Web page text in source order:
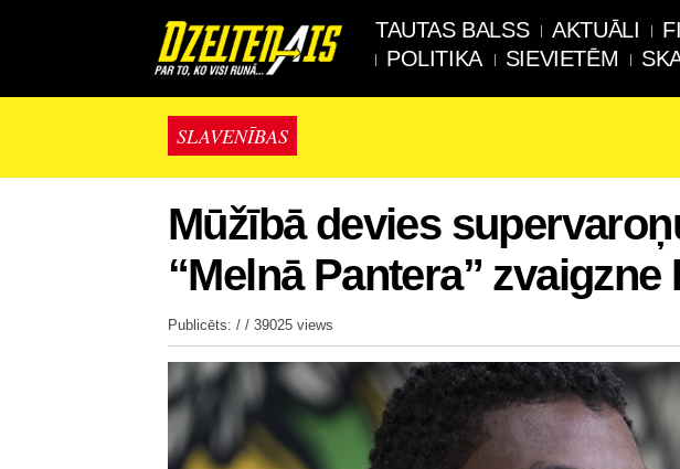
TAUTAS BALSS AKTUĀLI
POLITIKA
SIEVIETĒM
SLAVENĪBAS
Mūžībā devies
“Melnā Pantera”
Publicēts: / / 39025 views